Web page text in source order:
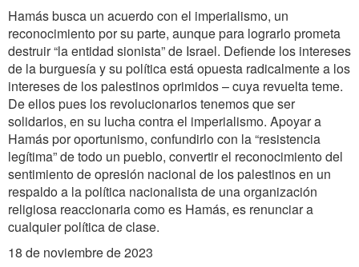
Hamás busca un acuerdo con el imperialismo, un
reconocimiento por su parte, aunque para lograrlo prometa
destruir “la entidad sionista” de Israel. Defiende los intereses
de la burguesía y su política está opuesta radicalmente a los
intereses de los palestinos oprimidos – cuya revuelta teme.
De ellos pues los revolucionarios tenemos que ser
solidarios, en su lucha contra el imperialismo. Apoyar a
Hamás por oportunismo, confundirlo con la “resistencia
legítima” de todo un pueblo, convertir el reconocimiento del
sentimiento de opresión nacional de los palestinos en un
respaldo a la política nacionalista de una organización
religiosa reaccionaria como es Hamás, es renunciar a
cualquier política de clase.
18 de noviembre de 2023